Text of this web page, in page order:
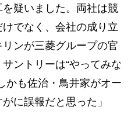
を疑いました。両社は競
でなく、会社の成り立
ンが三菱グループの官
ントリーは“やってみな
かも佐治・鳥井家がオー
に誤報だと思った」